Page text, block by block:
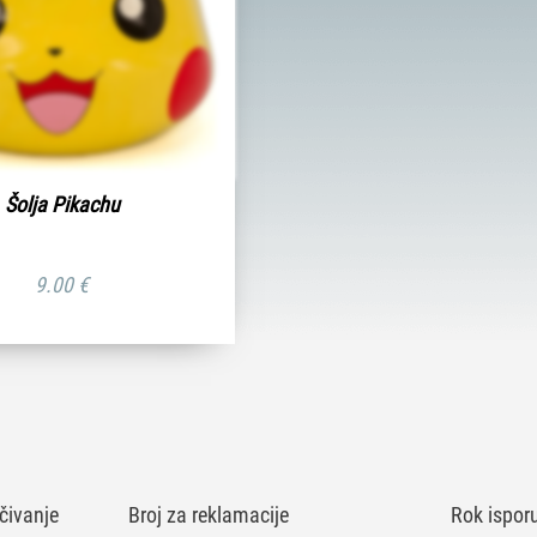
Šolja Pikachu
9.00 €
Broj za reklamacije Rok